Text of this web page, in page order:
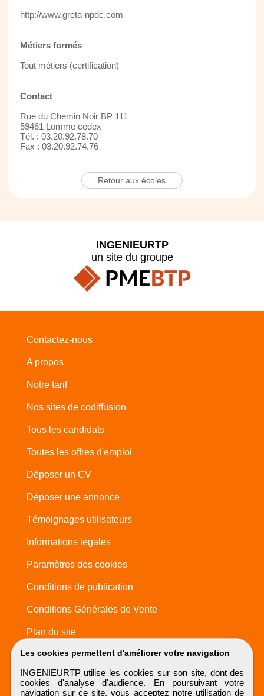
http://www.greta-npdc.com
Métiers formés
Tout métiers (certification)
Contact
Rue du Chemin Noir BP 111
59461 Lomme cedex
Tél. : 03.20.92.78.70
Fax : 03.20.92.74.76
Retour aux écoles
Les cookies permettent d'améliorer votre navigation
INGENIEURTP utilise les cookies sur son site, dont des
cookies d'analyse d'audience. En poursuivant votre
navigation sur ce site, vous acceptez notre utilisation de
INGENIEURTP
un site du groupe
Contactez-nous
A propos
Notre tarif
Nos sites de codiffusion
Tous les candidats
Toutes les offres d'emploi
Déposer un CV
Déposer une annonce
Témoignages utilisateurs
Informations légales
Paramètres des cookies
Conditions de publication
Conditions Générales de Vente
Plan du site